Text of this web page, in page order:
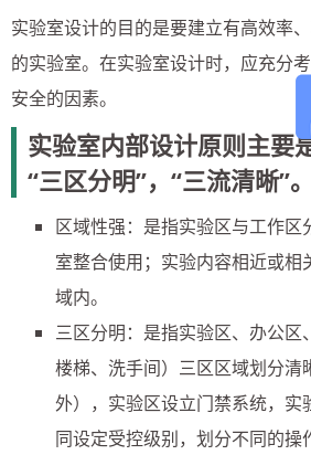
实验室设计的目的是要建立有高效率
的实验室。在实验室设计时，应充分
安全的因素。
实验室内部设计原则主要
“三区分明”，“三流清晰”。
区域性强：是指实验区与工作区
室整合使用；实验内容相近或相
域内。
三区分明：是指实验区、办公区
楼梯、洗手间）三区区域划分清
外），实验区设立门禁系统，实
同设定受控级别，划分不同的操